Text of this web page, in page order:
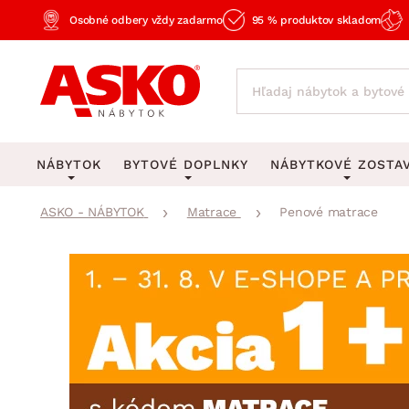
Osobné odbery vždy zadarmo 95 % produktov skladom
NÁBYTOK
Spálňa
Pracovňa a kancelária
BYTOVÉ DOPLNKY
KOBERCE
Veľké a stredné koberce
Behúne a malé koberce
Kúpeľňové predložky
OSVETLENIE
Stolové lampy a
Stropné osvetlenie
Lustre a závesné
Stojacie lampy
Zobrazit vše
NÁBYTKOVÉ
Obývacie
Spálňové
Kancelárske
Kuchynské
Detské zostavy
ASKO - NÁBYTOK Matrace Penové matrace